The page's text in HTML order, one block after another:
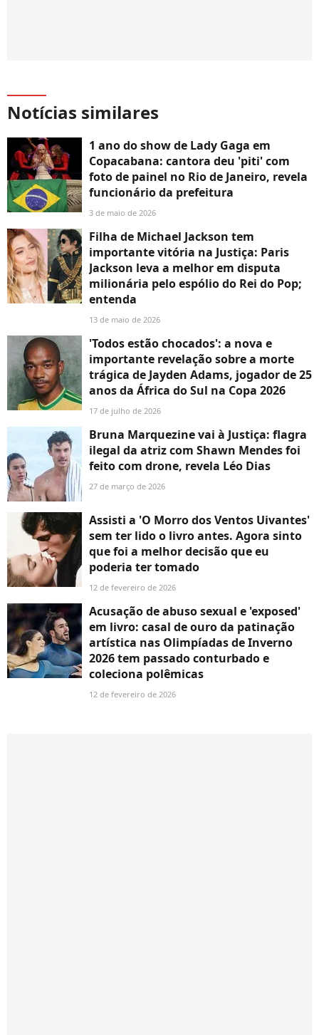
Notícias similares
1 ano do show de Lady Gaga em
Copacabana: cantora deu 'piti' com
foto de painel no Rio de Janeiro, revela
funcionário da prefeitura
3 de maio de 2026
Filha de Michael Jackson tem
importante vitória na Justiça: Paris
Jackson leva a melhor em disputa
milionária pelo espólio do Rei do Pop;
entenda
13 de maio de 2026
'Todos estão chocados': a nova e
importante revelação sobre a morte
trágica de Jayden Adams, jogador de 25
anos da África do Sul na Copa 2026
17 de julho de 2026
Bruna Marquezine vai à Justiça: flagra
ilegal da atriz com Shawn Mendes foi
feito com drone, revela Léo Dias
27 de março de 2026
Assisti a 'O Morro dos Ventos Uivantes'
sem ter lido o livro antes. Agora sinto
que foi a melhor decisão que eu
poderia ter tomado
12 de fevereiro de 2026
Acusação de abuso sexual e 'exposed'
em livro: casal de ouro da patinação
artística nas Olimpíadas de Inverno
2026 tem passado conturbado e
coleciona polêmicas
12 de fevereiro de 2026